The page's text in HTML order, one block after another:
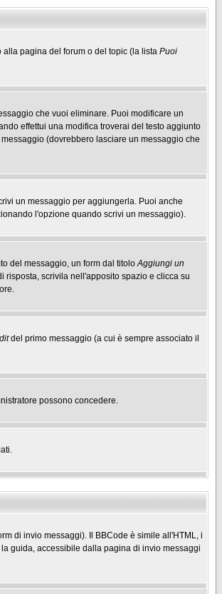
pagina del forum o del topic (la lista Puoi
che vuoi eliminare. Puoi modificare un
effettui una modifica troverai del testo aggiunto
(dovrebbero lasciare un messaggio che
un messaggio per aggiungerla. Puoi anche
l'opzione quando scrivi un messaggio).
del messaggio, un form dal titoloAggiungi un
scrivila nell'apposito spazio e clicca su
del primo messaggio (a cui è sempre associato il
possono concedere.
di invio messaggi). Il BBCode è simile all'HTML, i
guida, accessibile dalla pagina di invio messaggi